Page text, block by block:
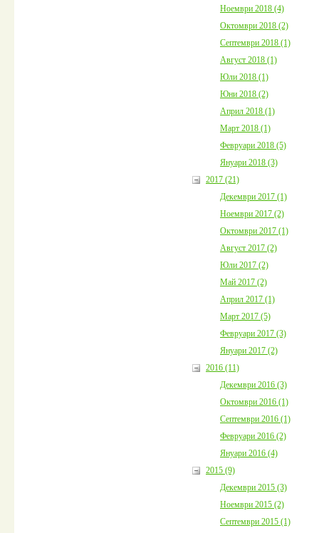
Ноември 2018 (4)
Октомври 2018 (2)
Септември 2018 (1)
Август 2018 (1)
Юли 2018 (1)
Юни 2018 (2)
Април 2018 (1)
Март 2018 (1)
Февруари 2018 (5)
Януари 2018 (3)
2017 (21)
Декември 2017 (1)
Ноември 2017 (2)
Октомври 2017 (1)
Август 2017 (2)
Юли 2017 (2)
Май 2017 (2)
Април 2017 (1)
Март 2017 (5)
Февруари 2017 (3)
Януари 2017 (2)
2016 (11)
Декември 2016 (3)
Октомври 2016 (1)
Септември 2016 (1)
Февруари 2016 (2)
Януари 2016 (4)
2015 (9)
Декември 2015 (3)
Ноември 2015 (2)
Септември 2015 (1)